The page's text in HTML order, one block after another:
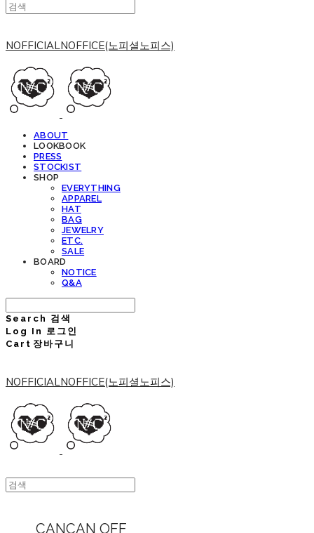
NOFFICIALNOFFICE(노피셜노피스)
ABOUT
LOOKBOOK
PRESS
STOCKIST
SHOP
EVERYTHING
APPAREL
HAT
BAG
JEWELRY
ETC.
SALE
BOARD
NOTICE
Q&A
Search 검색
Log In 로그인
Cart 장바구니
NOFFICIALNOFFICE(노피셜노피스)
CANCAN OFF